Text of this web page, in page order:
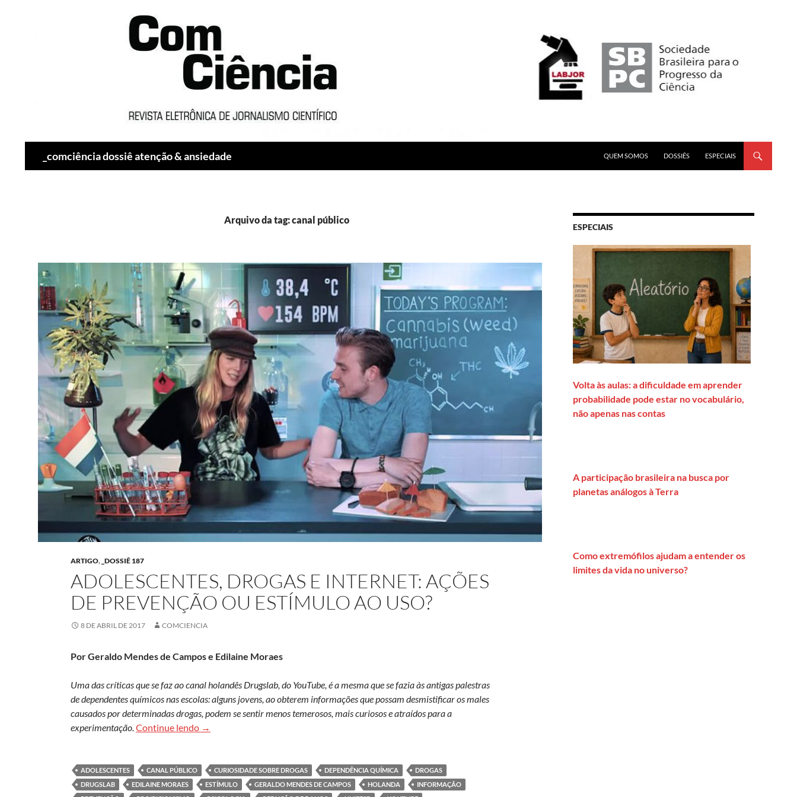
_comciência dossiê atenção & ansiedade
QUEM SOMOS
DOSSIÊS ESPECIAIS
Arquivo da tag: canal público
ARTIGO, _DOSSIÊ 187
ADOLESCENTES, DROGAS E INTERNET: AÇÕES
DE PREVENÇÃO OU ESTÍMULO AO USO?
8 DE ABRIL DE 2017 COMCIENCIA
Por Geraldo Mendes de Campos e Edilaine Moraes
Uma das críticas que se faz ao canal holandês Drugslab, do YouTube, é a mesma que se fazia às antigas palestras
de dependentes químicos nas escolas: alguns jovens, ao obterem informações que possam desmistificar os males
causados por determinadas drogas, podem se sentir menos temerosos, mais curiosos e atraídos para a
experimentação. Continue lendo Adolescentes, drogas e internet: ações de prevenção ou estímulo ao uso?
→
ADOLESCENTES CANAL PÚBLICO CURIOSIDADE SOBRE DROGAS DEPENDÊNCIA QUÍMICA
DROGAS
DRUGSLAB
EDILAINE MORAES ESTÍMULO GERALDO MENDES DE CAMPOS HOLANDA
INFORMAÇÃO
ESPECIAIS
Volta às aulas: a dificuldade em aprender
probabilidade pode estar no vocabulário,
não apenas nas contas
A participação brasileira na busca por
planetas análogos à Terra
Como extremófilos ajudam a entender os
limites da vida no universo?